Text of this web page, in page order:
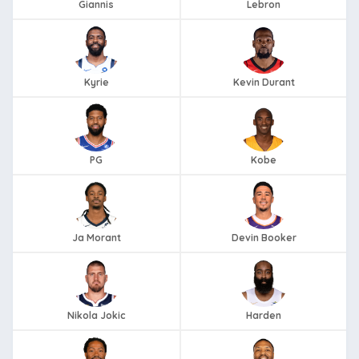
Giannis Lebron
Kyrie Kevin Durant
PG Kobe
Ja Morant Devin Booker
Nikola Jokic Harden